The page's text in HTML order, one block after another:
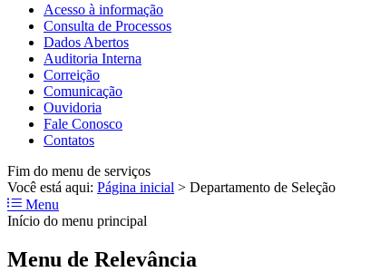
Acesso à informação
Consulta de Processos
Dados Abertos
Auditoria Interna
Correição
Comunicação
Ouvidoria
Fale Conosco
Contatos
Fim do menu de serviços
Você está aqui: Página inicial > Departamento de Seleção
Menu
Início do menu principal
Menu de Relevância